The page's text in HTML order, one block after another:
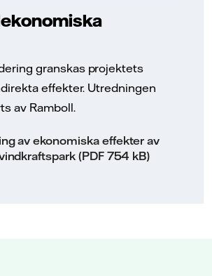
granskas projektets
effekter. Utredningen
av Ramboll.
av ekonomiska effekter av
(PDF 754 kB)